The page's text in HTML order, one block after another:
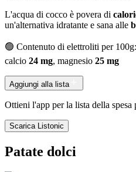
L'acqua di cocco è povera di
un'alternativa idratante e sana alle
🟢 Contenuto di elettroliti per
calcio 24 mg, magnesio 25 mg
Aggiungi alla lista
Ottieni l'app per la lista della spesa
Scarica Listonic
Patate dolci